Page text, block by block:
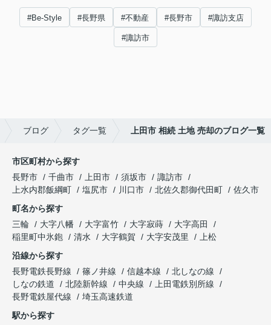
#Be-Style #長野県 #不動産 #長野市 #諏訪支店
#諏訪市
ブログ タグ一覧 上田市 相続 土地 売却のブログ一覧
市区町村から探す
長野市
千曲市 上田市 須坂市
諏訪市
上水内郡飯綱町
塩尻市 川口市 北佐久郡御代田町
佐久市
町名から探す
三輪
大字八幡 大字富竹 大字寂蒔
大字高田
稲里町中氷鉋
清水 大字鶴賀 大字安茂里
上松
沿線から探す
長野電鉄長野線
篠ノ井線 信越本線
北しなの線
しなの鉄道
北陸新幹線 中央線
上田電鉄別所線
長野電鉄屋代線
埼玉高速鉄道
駅から探す